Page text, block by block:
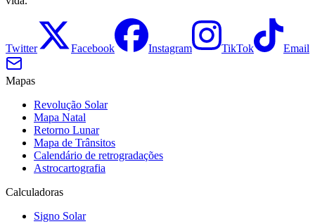
Twitter Facebook Instagram TikTok Email
Mapas
Revolução Solar
Mapa Natal
Retorno Lunar
Mapa de Trânsitos
Calendário de retrogradações
Astrocartografia
Calculadoras
Signo Solar